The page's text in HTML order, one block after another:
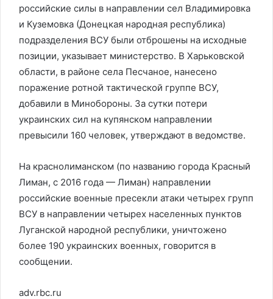
российские силы в направлении сел Владимировка
и Куземовка (Донецкая народная республика)
подразделения ВСУ были отброшены на исходные
позиции, указывает министерство. В Харьковской
области, в районе села Песчаное, нанесено
поражение ротной тактической группе ВСУ,
добавили в Минобороны. За сутки потери
украинских сил на купянском направлении
превысили 160 человек, утверждают в ведомстве.
На краснолиманском (по названию города Красный
Лиман, с 2016 года — Лиман) направлении
российские военные пресекли атаки четырех групп
ВСУ в направлении четырех населенных пунктов
Луганской народной республики, уничтожено
более 190 украинских военных, говорится в
сообщении.
adv.rbc.ru